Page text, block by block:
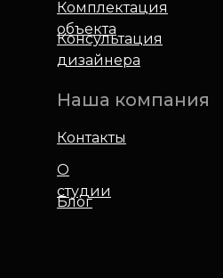
Наша компания
Контакты
Комплектация
объекта
О
студии
Консультация
дизайнера
Блог